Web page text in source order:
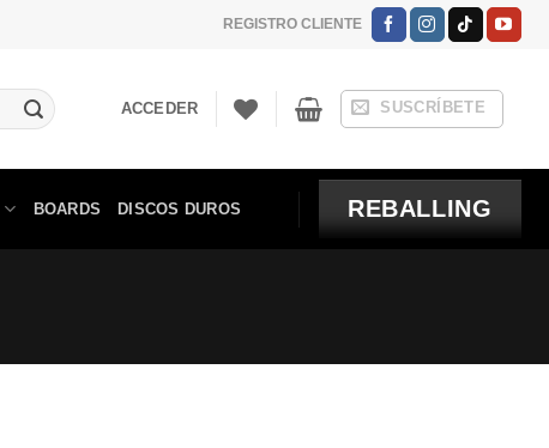
REGISTRO CLIENTE
ACCEDER SUSCRÍBETE
BOARDS DISCOS DUROS REBALLING